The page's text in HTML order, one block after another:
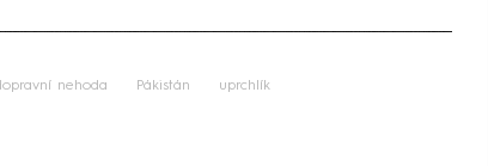
nehoda Pákistán uprchlík